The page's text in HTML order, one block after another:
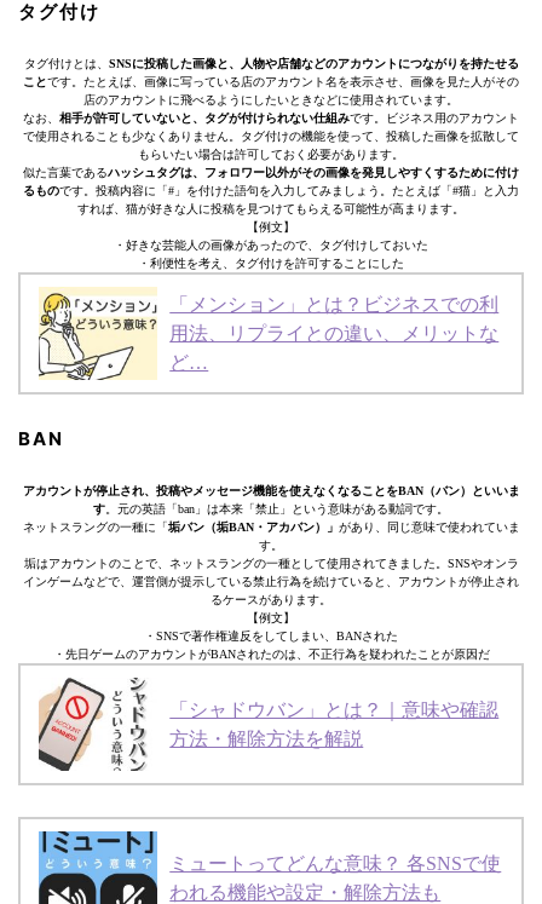
タグ付け
タグ付けとは、 SNSに投稿した画像と、人物や店舗などのアカウントにつながりを持たせる
ことです。たとえば、画像に写っている店のアカウント名を表示させ、画像を見た人がその
店のアカウントに飛べるようにしたいときなどに使用されています。
なお、 相手が許可していないと、タグが付けられない仕組みです。ビジネス用のアカウント
で使用されることも少なくありません。タグ付けの機能を使って、投稿した画像を拡散して
もらいたい場合は許可しておく必要があります。
似た言葉であるハッシュタグは、フォロワー以外がその画像を発見しやすくするために付け
るものです。投稿内容に「#」を付けた語句を入力してみましょう。たとえば「#猫」と入力
すれば、猫が好きな人に投稿を見つけてもらえる可能性が高まります。
【例文】
・好きな芸能人の画像があったので、タグ付けしておいた
・利便性を考え、タグ付けを許可することにした
「メンション」とは？ビジネスでの利
用法、リプライとの違い、メリットな
ど…
BAN
アカウントが停止され、投稿やメッセージ機能を使えなくなることをBAN（バン）といいま
す 。元の英語「ban」は本来「禁止」という意味がある動詞です。
ネットスラングの一種に「垢バン（垢BAN・アカバン）」 があり、同じ意味で使われていま
す。
垢はアカウントのことで、ネットスラングの一種として使用されてきました。SNSやオンラ
インゲームなどで、運営側が提示している禁止行為を続けていると、アカウントが停止され
るケースがあります。
【例文】
・SNSで著作権違反をしてしまい、BANされた
・先日ゲームのアカウントがBANされたのは、不正行為を疑われたことが原因だ
「シャドウバン」とは？｜意味や確認
方法・解除方法を解説
ミュートってどんな意味？ 各SNSで使
われる機能や設定・解除方法も